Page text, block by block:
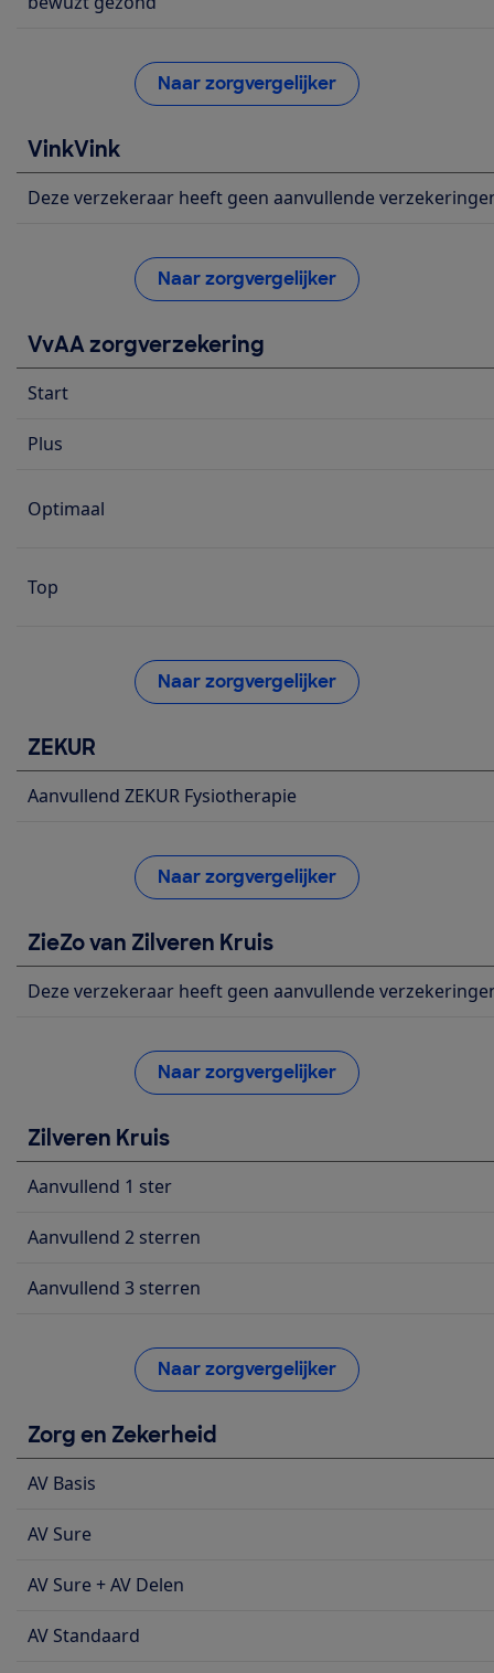
Naar zorgvergelijker
VinkVink
Deze verzekeraar heeft geen aanvullende
Naar zorgvergelijker
VvAA zorgverzekering
Start
Plus
Optimaal
Top
Naar zorgvergelijker
ZEKUR
Aanvullend ZEKUR Fysiotherapie
Naar zorgvergelijker
ZieZo van Zilveren Kruis
Deze verzekeraar heeft geen aanvullende
Naar zorgvergelijker
Zilveren Kruis
Aanvullend 1 ster
Aanvullend 2 sterren
Aanvullend 3 sterren
Naar zorgvergelijker
Zorg en Zekerheid
AV Basis
AV Sure
AV Sure + AV Delen
AV Standaard